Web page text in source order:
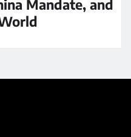
Mandate, and